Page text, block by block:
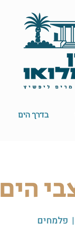
בדרך הים
הים
  |
פלמחים